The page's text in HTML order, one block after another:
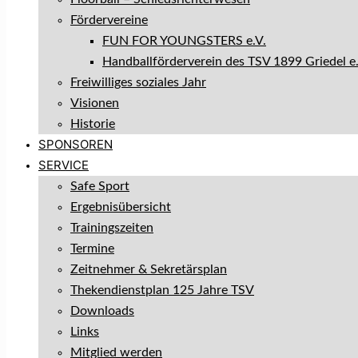
Fördervereine
FUN FOR YOUNGSTERS e.V.
Handballförderverein des TSV 1899 Griedel
Freiwilliges soziales Jahr
Visionen
Historie
SPONSOREN
SERVICE
Safe Sport
Ergebnisübersicht
Trainingszeiten
Termine
Zeitnehmer & Sekretärsplan
Thekendienstplan 125 Jahre TSV
Downloads
Links
Mitglied werden